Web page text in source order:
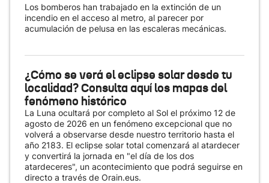
Los bomberos han trabajado en la extinción de un
incendio en el acceso al metro, al parecer por
acumulación de pelusa en las escaleras mecánicas.
¿Cómo se verá el eclipse solar desde tu
localidad? Consulta aquí los mapas del
fenómeno histórico
La Luna ocultará por completo al Sol el próximo 12 de
agosto de 2026 en un fenómeno excepcional que no
volverá a observarse desde nuestro territorio hasta el
año 2183. El eclipse solar total comenzará al atardecer
y convertirá la jornada en "el día de los dos
atardeceres", un acontecimiento que podrá seguirse en
directo a través de Orain.eus.